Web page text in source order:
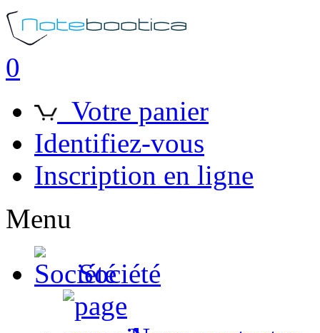
0
Votre panier
Identifiez-vous
Inscription en ligne
Menu
Société